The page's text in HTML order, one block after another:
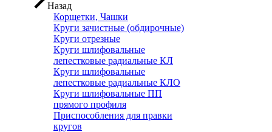
Назад
Корщетки, Чашки
Круги зачистные (обдирочные)
Круги отрезные
Круги шлифовальные
лепестковые радиальные КЛ
Круги шлифовальные
лепестковые радиальные КЛО
Круги шлифовальные ПП
прямого профиля
Приспособления для правки
кругов